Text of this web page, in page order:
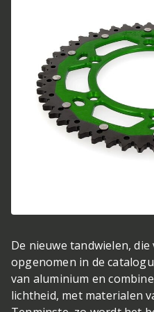
De nieuwe tandwielen,
opgenomen in de
van aluminium en
lichtheid, met materialen